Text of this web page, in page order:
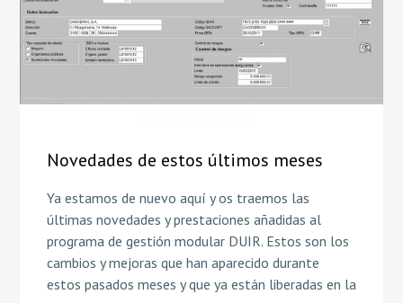
Novedades de estos últimos meses
Ya estamos de nuevo aquí y os traemos las
últimas novedades y prestaciones añadidas al
programa de gestión modular DUIR. Estos son los
cambios y mejoras que han aparecido durante
estos pasados meses y que ya están liberadas en la